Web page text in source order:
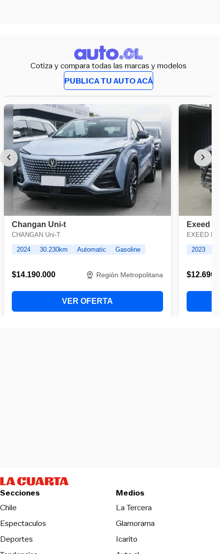
Cotiza y compara todas las marcas y modelos
PUBLICA TU AUTO ACÁ
Secciones
Chile
Espectaculos
Deportes
Medios
La TerceraOpens in new
Glamorama
Icarito